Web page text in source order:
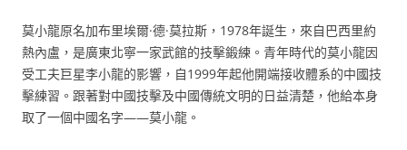
莫小龍原名加布里埃爾·德·莫拉斯，1978年誕生，來自巴西里約
熱內盧，是廣東北寧一家武館的技擊鍛練。青年時代的莫小龍因
受工夫巨星李小龍的影響，自1999年起他開端接收體系的中國技
擊練習。跟著對中國技擊及中國傳統文明的日益清楚，他給本身
取了一個中國名字——莫小龍。